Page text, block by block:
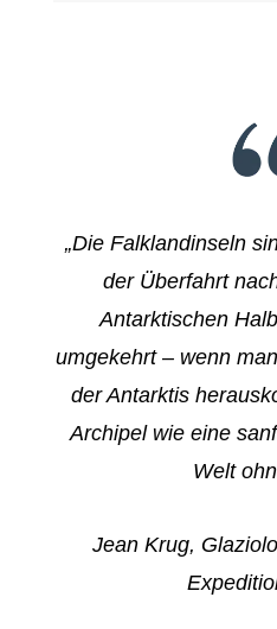
„Die Falklandinseln
der Überfahrt
Antarktischen
umgekehrt – wenn
der Antarktis
Archipel wie eine
Welt
Jean Krug,